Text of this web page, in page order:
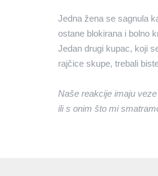
Jedna žena se sagnula
ostane blokirana i bolno
Jedan drugi kupac, koji
rajčice skupe, trebali
Naše reakcije imaju
ili s onim što mi